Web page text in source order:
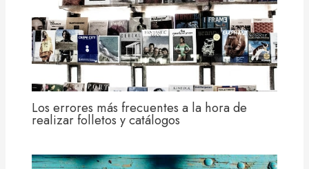
Los errores más frecuentes a la hora de
realizar folletos y catálogos